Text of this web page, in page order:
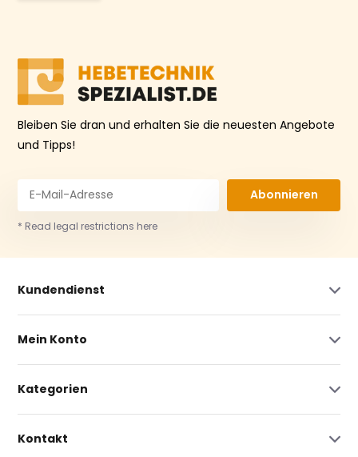
Bleiben Sie dran und erhalten Sie die neuesten Angebote
und Tipps!
Abonnieren
* Read legal restrictions here
Kundendienst
Mein Konto
Kategorien
Kontakt